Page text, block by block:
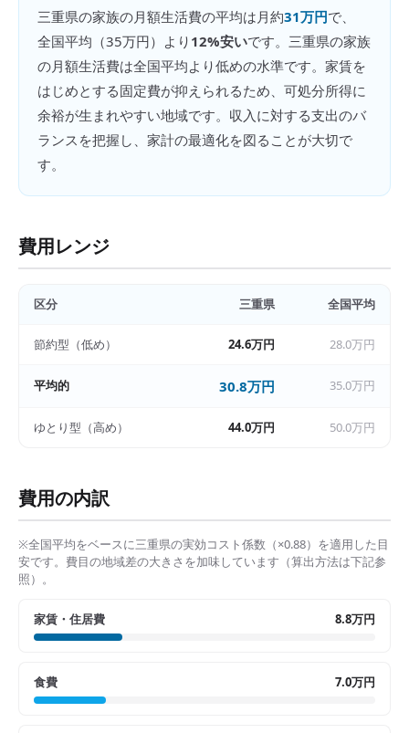
三重県の家族の月額生活費の平均は月約31万円で、
全国平均（35万円）より 12%安いです。 三重県の家族
の月額生活費は全国平均より低めの水準です。家賃を
はじめとする固定費が抑えられるため、可処分所得に
余裕が生まれやすい地域です。収入に対する支出のバ
ランスを把握し、家計の最適化を図ることが大切で
す。
費用レンジ
区分 三重県 全国平均
節約型（低め） 24.6万円 28.0万円
平均的 30.8万円 35.0万円
ゆとり型（高め） 44.0万円 50.0万円
費用の内訳
※全国平均をベースに三重県の実効コスト係数（×0.88）を適用した目
安です。費目の地域差の大きさを加味しています（算出方法は下記参
照）。
家賃・住居費 8.8万円
食費 7.0万円